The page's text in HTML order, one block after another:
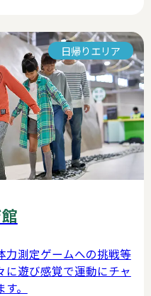
日帰りエリア
力測定ゲームへの挑戦等
に遊び感覚で運動にチャ
。